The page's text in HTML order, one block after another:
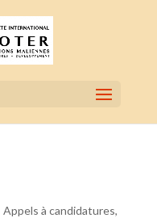
Appels à candidatures,